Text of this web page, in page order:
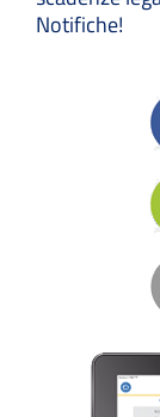
Notifiche!